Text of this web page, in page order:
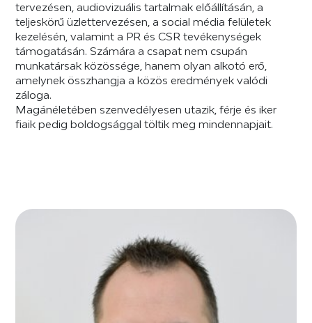
tervezésen, audiovizuális tartalmak előállításán, a
teljeskörű üzlettervezésen, a social média felületek
kezelésén, valamint a PR és CSR tevékenységek
támogatásán. Számára a csapat nem csupán
munkatársak közössége, hanem olyan alkotó erő,
amelynek összhangja a közös eredmények valódi
záloga.
Magánéletében szenvedélyesen utazik, férje és iker
fiaik pedig boldogsággal töltik meg mindennapjait.